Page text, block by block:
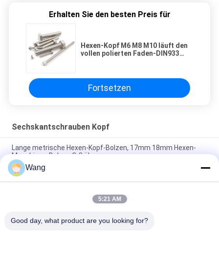
Erhalten Sie den besten Preis für
Hexen-Kopf M6 M8 M10 läuft den
vollen polierten Faden-DIN933
Fortsetzen
Sechskantschrauben Kopf
Lange metrische Hexen-Kopf-Bolzen, 17mm 18mm Hexen-
Maschinen-Bolzen Cr3 überzogen
4mm 5mm 6mm Hexen-Kopf-Bolzen mit Standard
Waschmaschinen-Grobgewinde ANSI B18.5
304 Edelstahl-Schlossschraube-Bolzen-grober Rundkopf-
Wang
5:21 AM
Good day, what product are you looking for?